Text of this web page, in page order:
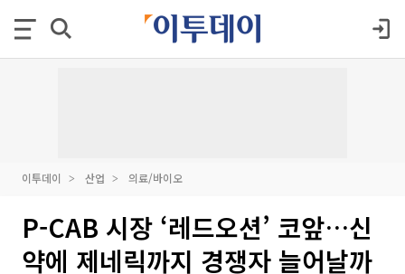
이투데이 산업 의료/바이오
P-CAB 시장 ‘레드오션’ 코앞…신
약에 제네릭까지 경쟁자 늘어날까